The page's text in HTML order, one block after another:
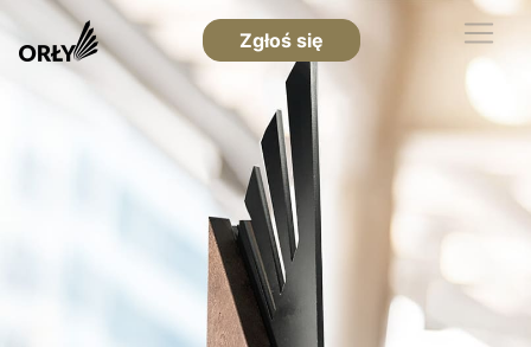
Zgłoś się